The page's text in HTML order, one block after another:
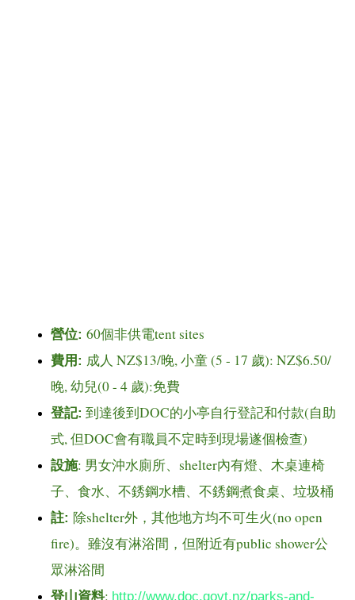
營位: 60個非供電tent sites
費用 : 成人 NZ$13/晚, 小童 (5 - 17 歲): NZ$6.50/
晚, 幼兒(0 - 4 歲):免費
登記: 到達後到 DOC的小亭自行登記和付款(自助
式, 但DOC會有職員不定時到現場遂個檢查)
設施: 男女沖水廁所、 shelter內有燈、木桌連椅
子、食水、不銹鋼水槽、不銹鋼煮食桌、垃圾桶
註: 除shelter外，其他地方均不可生火(no open
fire)。雖沒有淋浴間，但附近有public shower公
眾淋浴間
登山資料: http://www.doc.govt.nz/parks-and-